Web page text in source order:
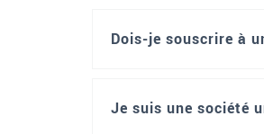
Dois-je souscrire à
Je suis une société